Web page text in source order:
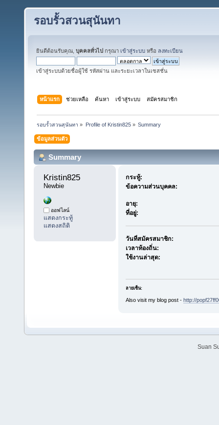
รอบรั้วสวนสุนันทา
ยินดีต้อนรับคุณ, บุคคลทั่วไป กรุณา เข้าสู่ระบบ หรือ ลงทะเบียน
เข้าสู่ระบบด้วยชื่อผู้ใช้ รหัสผ่าน และระยะเวลาในเซสชั่น
หน้าแรก ช่วยเหลือ ค้นหา เข้าสู่ระบบ สมัครสมาชิก
รอบรั้วสวนสุนันทา » Profile of Kristin825» Summary
ข้อมูลส่วนตัว
Summary
Kristin825
Newbie
ออฟไลน์
แสดงกระทู้
แสดงสถิติ
กระทู้:
ข้อความส่วนบุคคล:
อายุ:
ที่อยู่:
วันที่สมัครสมาชิก:
เวลาท้องถิ่น:
ใช้งานล่าสุด:
ลายเซ็น:
Also visit my blog post - http://
Suan